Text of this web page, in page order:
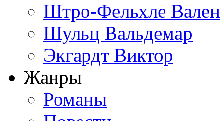
Штро-Фельхле
Шульц Вальдемар
Экгардт Виктор
Жанры
Романы